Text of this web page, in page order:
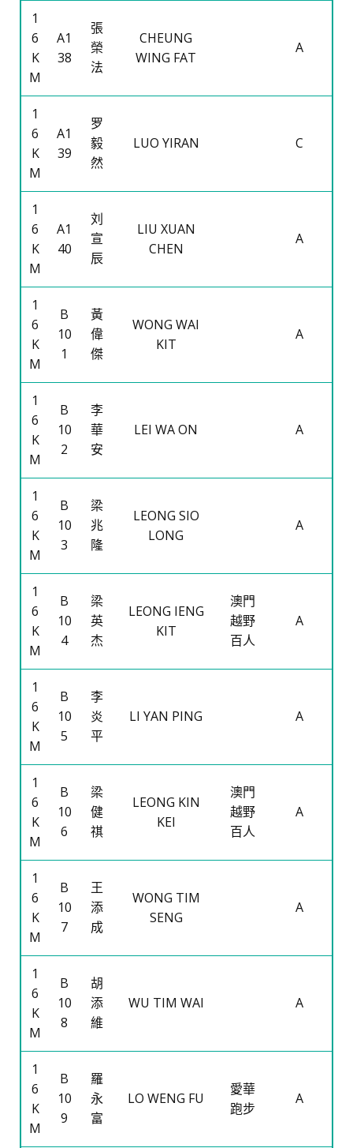
1
6
K
M
A1
38
張
榮
法
CHEUNG
WING FAT
A
1
6
K
M
A1
39
罗
毅
然
LUO YIRAN C
1
6
K
M
A1
40
刘
宣
辰
LIU XUAN
CHEN
A
1
6
K
M
B
10
1
黃
偉
傑
WONG WAI
KIT
A
1
6
K
M
B
10
2
李
華
安
LEI WA ON A
1
6
K
M
B
10
3
梁
兆
隆
LEONG SIO
LONG
A
1
6
K
M
B
10
4
梁
英
杰
LEONG IENG
KIT
澳門
越野
百人
A
1
6
K
M
B
10
5
李
炎
平
LI YAN PING A
1
6
K
M
B
10
6
梁
健
祺
LEONG KIN
KEI
澳門
越野
百人
A
1
6
K
M
B
10
7
王
添
成
WONG TIM
SENG
A
1
6
K
M
B
10
8
胡
添
維
WU TIM WAI A
1
6
K
M
B
10
9
羅
永
富
LO WENG FU
愛華
跑步
A